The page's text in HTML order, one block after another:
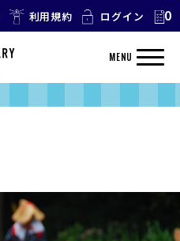
利用規約 ログイン 0
MENU